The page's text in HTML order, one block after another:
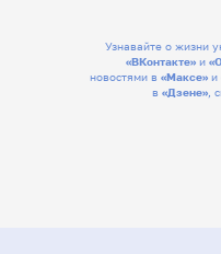
Узнавайте о жизни
«ВКонтакте» и
новостями в«Максе» и
в«Дзене» ,